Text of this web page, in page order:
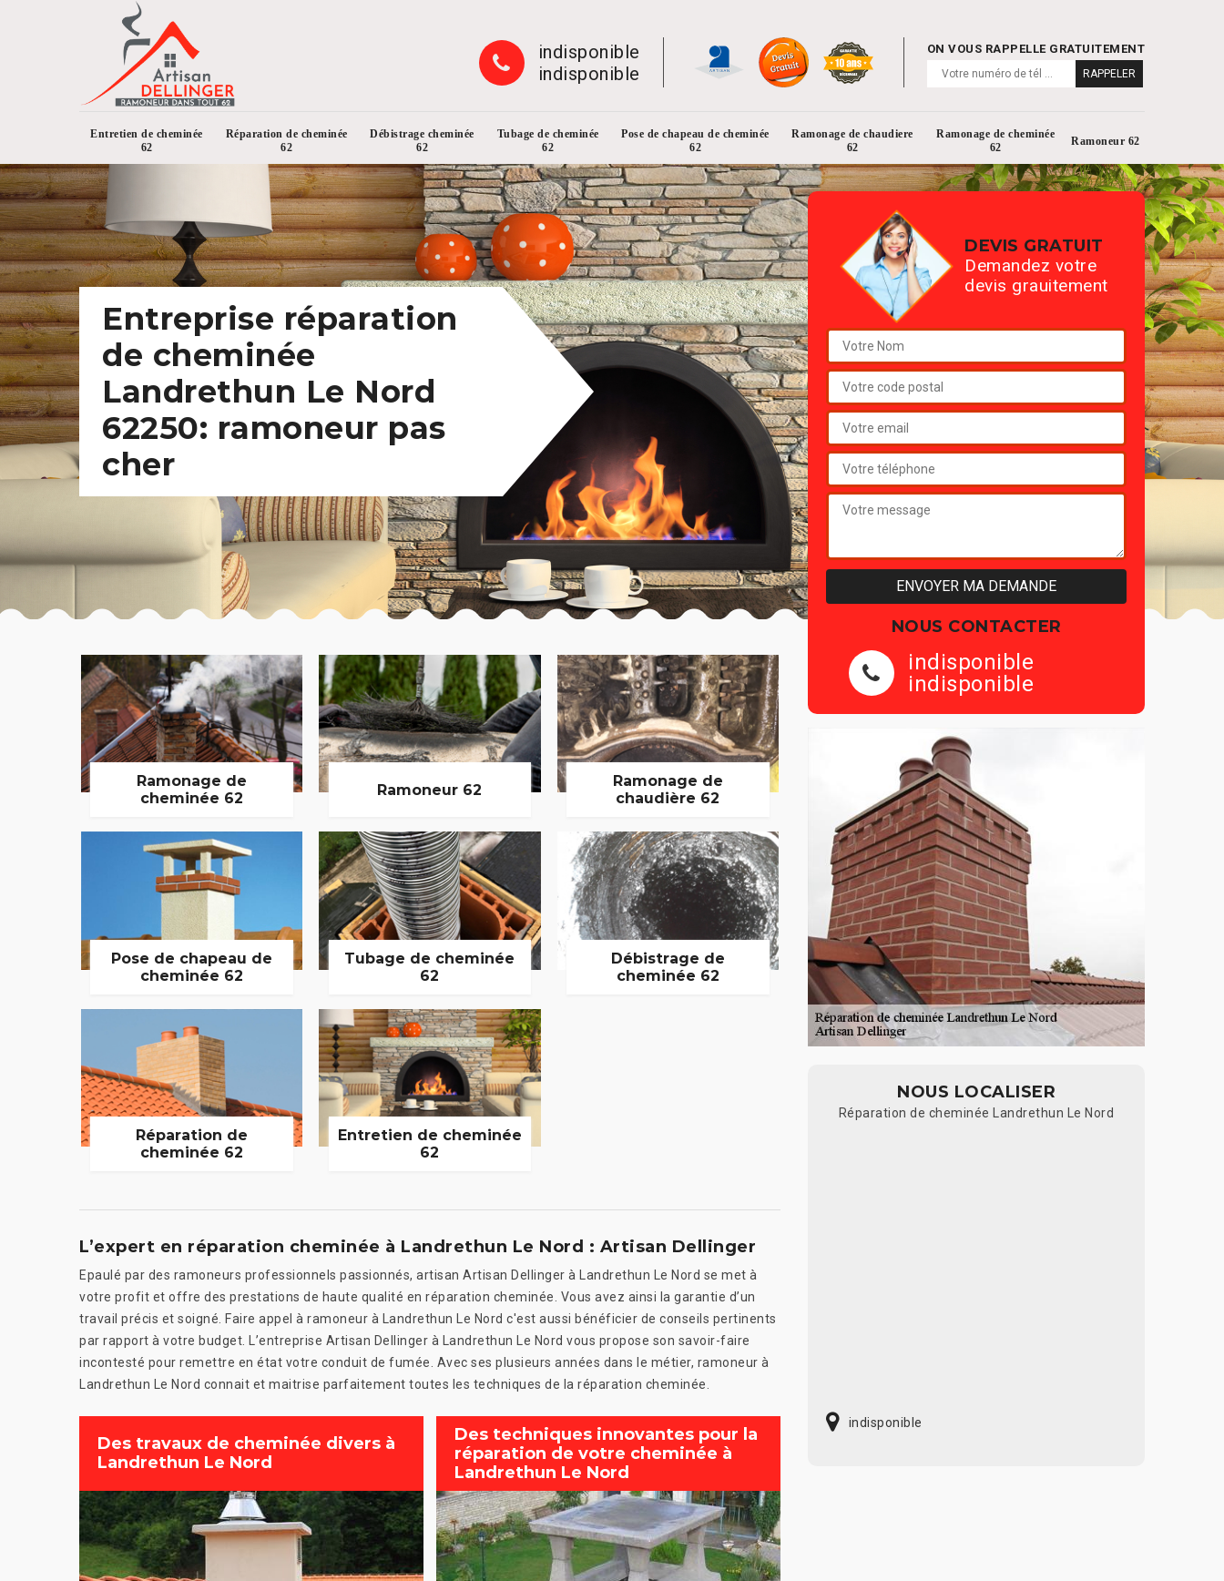
indisponible
indisponible
ON VOUS RAPPELLE GRATUITEMENT
Entretien de cheminée
62
Réparation de cheminée
62
Débistrage cheminée
62
Tubage de cheminée
62
Pose de chapeau de cheminée
62
Ramonage de chaudiere
62
Ramonage de cheminée
62
Ramoneur 62
Entreprise réparation
de cheminée
Landrethun Le Nord
62250: ramoneur pas
cher
Ramonage de
cheminée 62
Ramoneur 62
Ramonage de
chaudière 62
Pose de chapeau de
cheminée 62
Tubage de cheminée
62
Débistrage de
cheminée 62
Réparation de
cheminée 62
Entretien de cheminée
62
L’expert en réparation cheminée à Landrethun Le Nord : Artisan Dellinger
Epaulé par des ramoneurs professionnels passionnés, artisan Artisan Dellinger à Landrethun Le Nord se met à
votre profit et offre des prestations de haute qualité en réparation cheminée. Vous avez ainsi la garantie d’un
travail précis et soigné. Faire appel à ramoneur à Landrethun Le Nord c'est aussi bénéficier de conseils pertinents
par rapport à votre budget. L’entreprise Artisan Dellinger à Landrethun Le Nord vous propose son savoir-faire
incontesté pour remettre en état votre conduit de fumée. Avec ses plusieurs années dans le métier, ramoneur à
Landrethun Le Nord connait et maitrise parfaitement toutes les techniques de la réparation cheminée.
Des travaux de cheminée divers à
Landrethun Le Nord
Des techniques innovantes pour la
réparation de votre cheminée à
Landrethun Le Nord
DEVIS GRATUIT
Demandez votre
devis grauitement
NOUS CONTACTER
indisponible
indisponible
NOUS LOCALISER
Réparation de cheminée Landrethun Le Nord
indisponible